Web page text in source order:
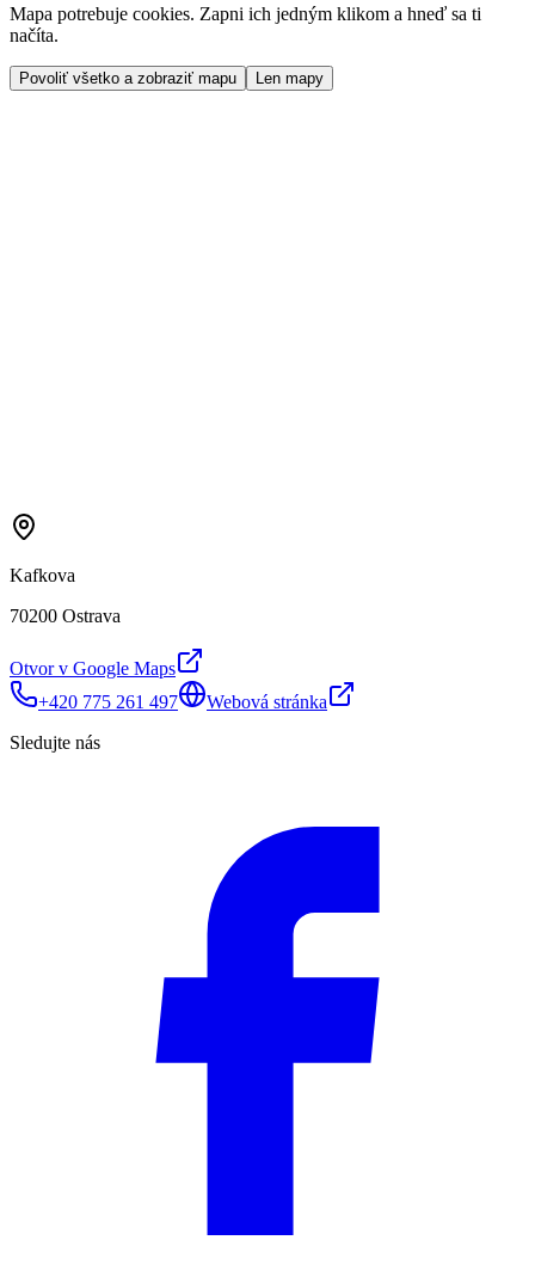
Mapa potrebuje cookies. Zapni ich jedným klikom a hneď sa ti
načíta.
Povoliť všetko a zobraziť mapu Len mapy
Kafkova
70200 Ostrava
Otvor v Google Maps
+420 775 261 497
Webová stránka
Sledujte nás